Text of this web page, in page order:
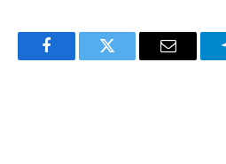
FacebookTwitter Email